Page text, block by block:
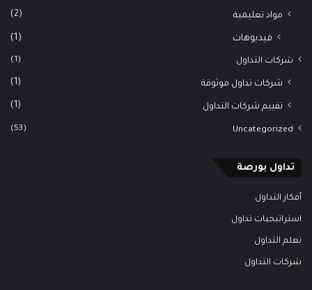
مواد تعليمية (2)
فيديوهات (1)
شركات التداول (1)
شركات تداول موثوقة (1)
تقييم شركات التداول (1)
Uncategorized
(53)
تداول بورصة
أفكار التداول
استراتيجيات تداول
تعلم التداول
شركات التداول